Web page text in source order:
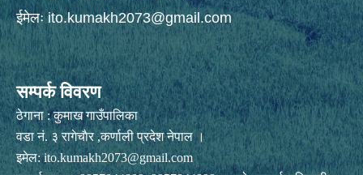
ईमेलःito.kumakh2073@gmail.com
सम्पर्क विवरण
ठेगाना : कुमाख गाउँपालिका
वडा नं. ३ रागेचाैर ,कर्णाली प्रदेश नेपाल ।
इमेल:ito.kumakh2073@gmail.com